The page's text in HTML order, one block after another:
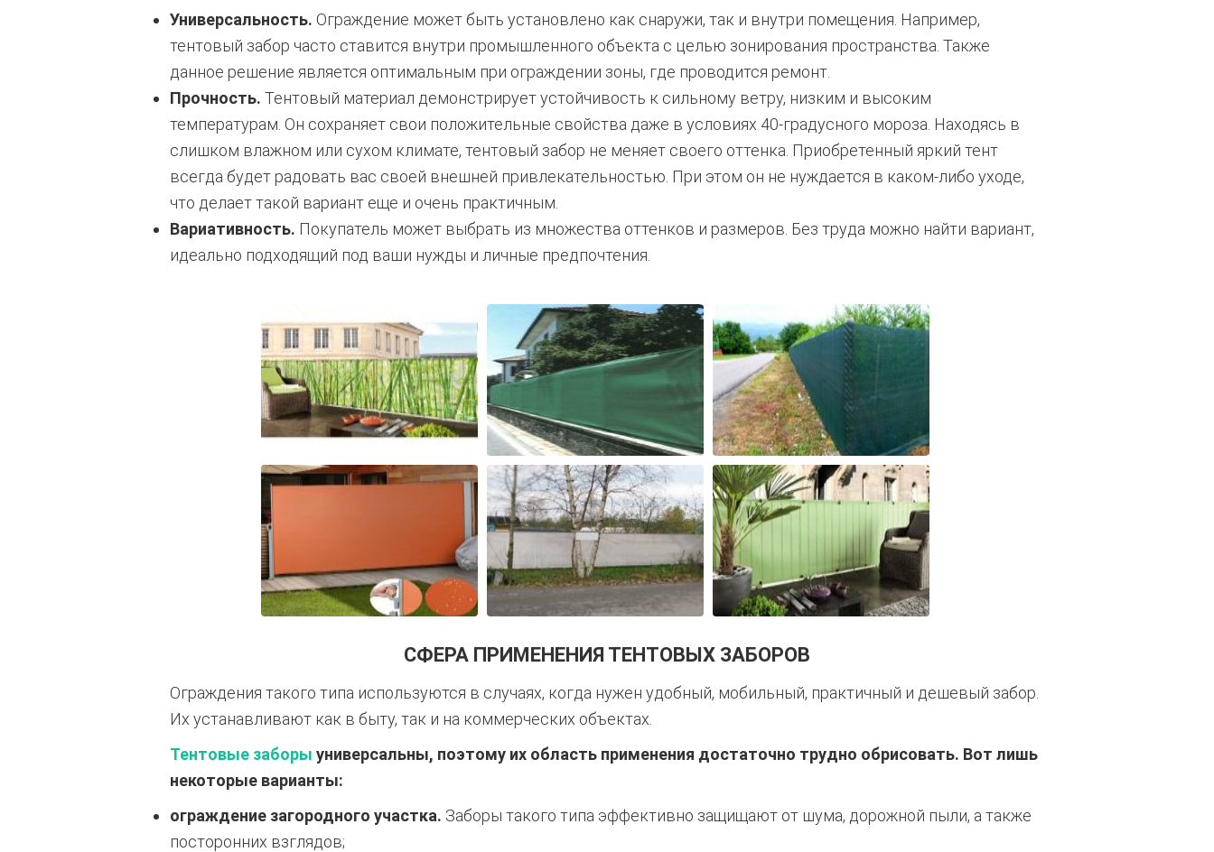
Универсальность. Ограждение может быть установлено как снаружи, так и внутри помещения. Например,
тентовый забор часто ставится внутри промышленного объекта с целью зонирования пространства. Также
данное решение является оптимальным при ограждении зоны, где проводится ремонт.
Прочность. Тентовый материал демонстрирует устойчивость к сильному ветру, низким и высоким
температурам. Он сохраняет свои положительные свойства даже в условиях 40-градусного мороза. Находясь в
слишком влажном или сухом климате, тентовый забор не меняет своего оттенка. Приобретенный яркий тент
всегда будет радовать вас своей внешней привлекательностью. При этом он не нуждается в каком-либо уходе,
что делает такой вариант еще и очень практичным.
Вариативность. Покупатель может выбрать из множества оттенков и размеров. Без труда можно найти вариант,
идеально подходящий под ваши нужды и личные предпочтения.
СФЕРА ПРИМЕНЕНИЯ ТЕНТОВЫХ ЗАБОРОВ
Ограждения такого типа используются в случаях, когда нужен удобный, мобильный, практичный и дешевый забор.
Их устанавливают как в быту, так и на коммерческих объектах.
Тентовые заборы универсальны, поэтому их область применения достаточно трудно обрисовать. Вот лишь
некоторые варианты:
ограждение загородного участка. Заборы такого типа эффективно защищают от шума, дорожной пыли, а также
посторонних взглядов;